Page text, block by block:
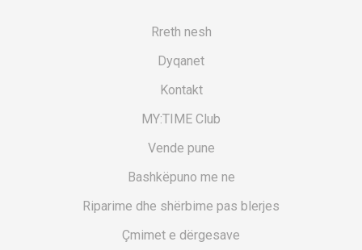
Rreth nesh
Dyqanet
Kontakt
MY:TIME Club
Vende pune
Bashkëpuno me ne
Riparime dhe shërbime pas blerjes
Çmimet e dërgesave